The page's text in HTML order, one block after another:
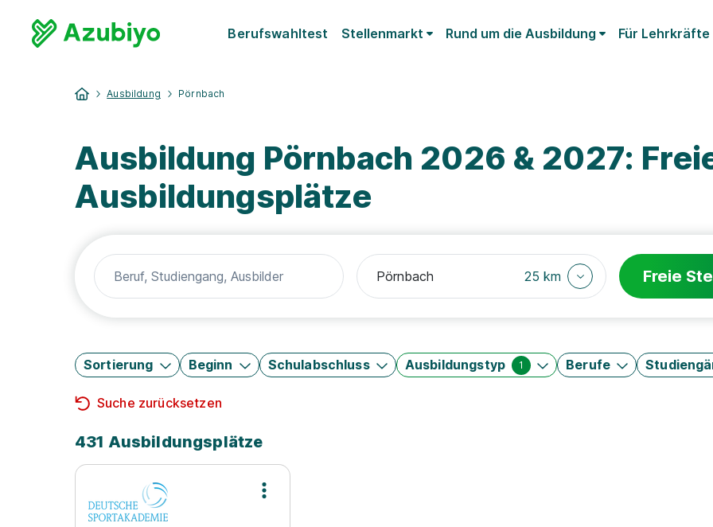
Berufswahltest Stellenmarkt Rund um die Ausbildung Für Lehrkräfte
Ausbildung Pörnbach
Ausbildung Pörnbach 2026 & 2027:
Ausbildungsplätze
25 km Freie
Sortierung Beginn Schulabschluss Ausbildungstyp 1 Berufe
Suche zurücksetzen
431 Ausbildungsplätze